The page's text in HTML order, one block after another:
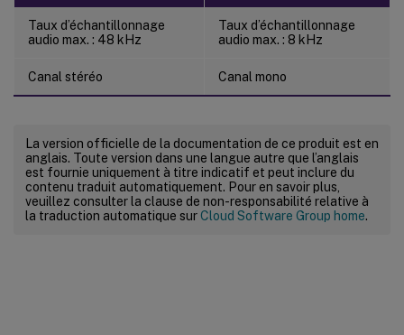
Taux d’échantillonnage
audio max. : 48 kHz
Taux d’échantillonnage
audio max. : 8 kHz
Canal stéréo Canal mono
La version officielle de la documentation de ce produit est en
anglais. Toute version dans une langue autre que l’anglais
est fournie uniquement à titre indicatif et peut inclure du
contenu traduit automatiquement. Pour en savoir plus,
veuillez consulter la clause de non-responsabilité relative à
la traduction automatique surCloud Software Group home.